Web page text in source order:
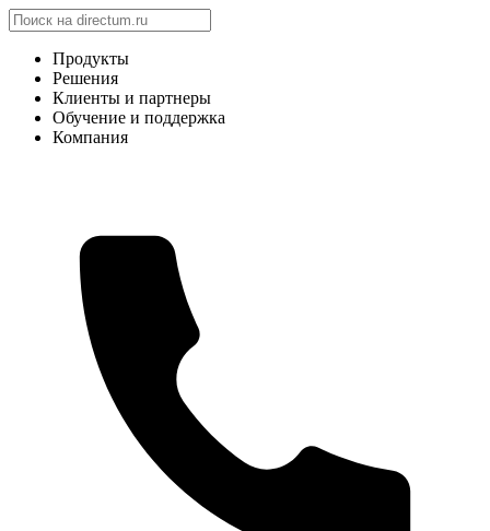
Продукты
Решения
Клиенты и партнеры
Обучение и поддержка
Компания